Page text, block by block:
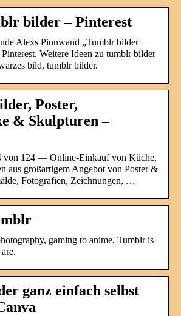
bilder – Pinterest
Alexs Pinnwand „Tumblr bilder
Weitere Ideen zu tumblr bilder
bild, tumblr bilder.
Poster,
& Skulpturen –
von 124 — Online-Einkauf von Küche,
aus großartigem Angebot von Poster &
Fotografien, Zeichnungen, …
gaming to anime, Tumblr is
ganz einfach selbst